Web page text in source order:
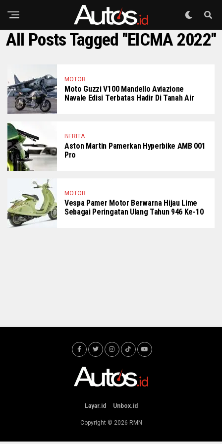
All Posts Tagged "EICMA 2022"
MOTOR
Moto Guzzi V100 Mandello Aviazione
Navale Edisi Terbatas Hadir Di Tanah Air
BERITA
Aston Martin Pamerkan Hyperbike AMB 001
Pro
MOTOR
Vespa Pamer Motor Berwarna Hijau Lime
Sebagai Peringatan Ulang Tahun 946 Ke-10
Layar.id Unbox.id
Copyright © 2026 RMN